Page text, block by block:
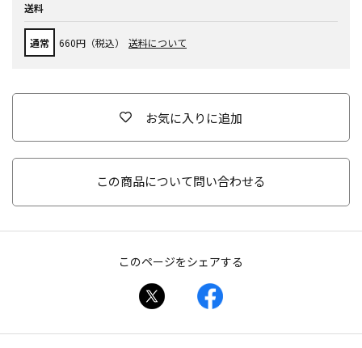
送料
通常 660円（税込） 送料について
お気に入りに追加
この商品について問い合わせる
このページをシェアする